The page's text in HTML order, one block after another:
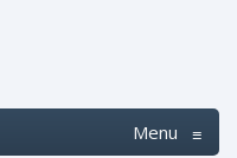
Menu ≡